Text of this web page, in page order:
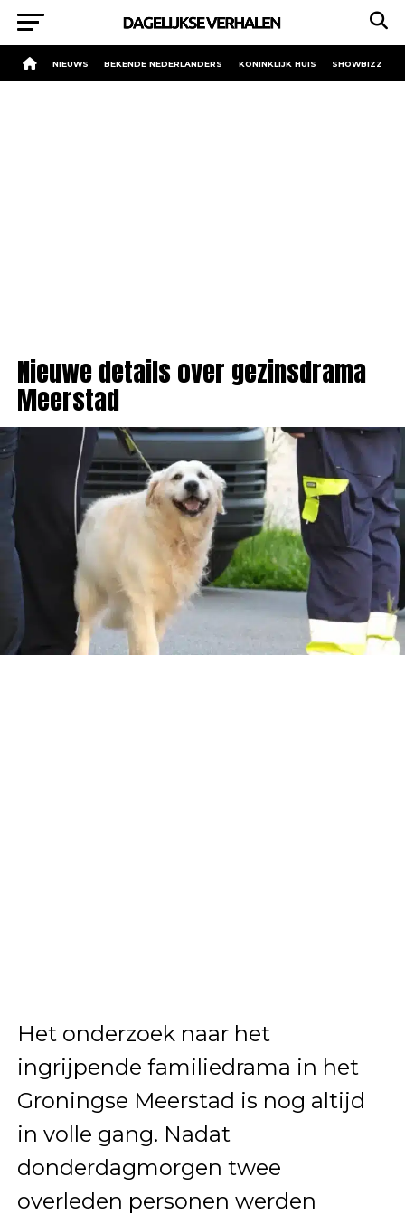
NIEUWS BEKENDE NEDERLANDERS KONINKLIJK HUIS SHOWBIZZ
Nieuwe details over gezinsdrama
Meerstad
Het onderzoek naar het
ingrijpende familiedrama in het
Groningse Meerstad is nog altijd
in volle gang. Nadat
donderdagmorgen twee
overleden personen werden